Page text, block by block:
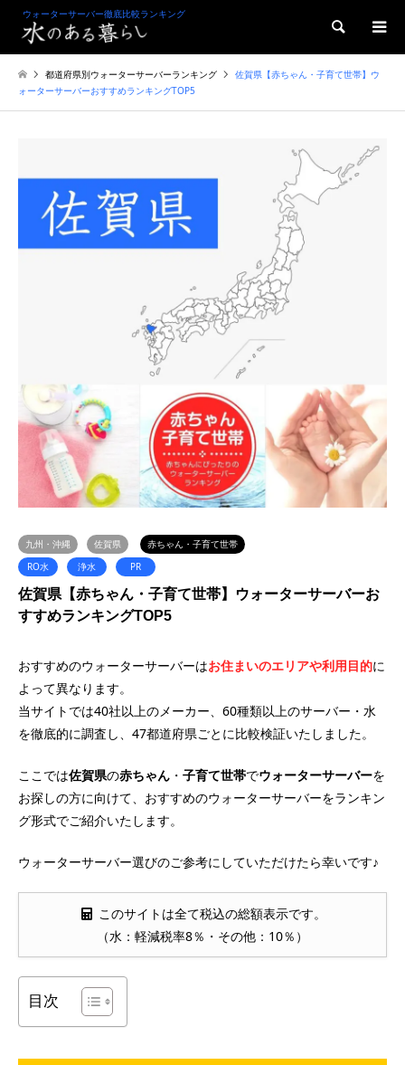
ウォーターサーバー徹底比較ランキング
検索
都道府県別ウォーターサーバーランキング
佐賀県【赤ちゃん・子育て世帯】ウ
ォーターサーバーおすすめランキングTOP5
九州・沖縄 佐賀県
赤ちゃん・子育て世帯
RO水
浄水 PR
佐賀県【赤ちゃん・子育て世帯】ウォーターサーバーお
すすめランキングTOP5
おすすめのウォーターサーバーはお住まいのエリアや利用目的に
よって異なります。
当サイトでは40社以上のメーカー、60種類以上のサーバー・水
を徹底的に調査し、47都道府県ごとに比較検証いたしました。
ここでは佐賀県の赤ちゃん ・ 子育て世帯でウォーターサーバーを
お探しの方に向けて、おすすめのウォーターサーバーをランキン
グ形式でご紹介いたします。
ウォーターサーバー選びのご参考にしていただけたら幸いです♪
このサイトは全て税込の総額表示です。
（水：軽減税率8％・その他：10％）
目次